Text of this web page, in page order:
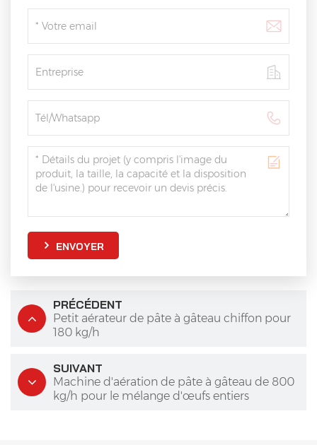
ENVOYER
PRÉCÉDENT
Petit aérateur de pâte à gâteau chiffon pour
180 kg/h
SUIVANT
Machine d'aération de pâte à gâteau de 800
kg/h pour le mélange d'œufs entiers